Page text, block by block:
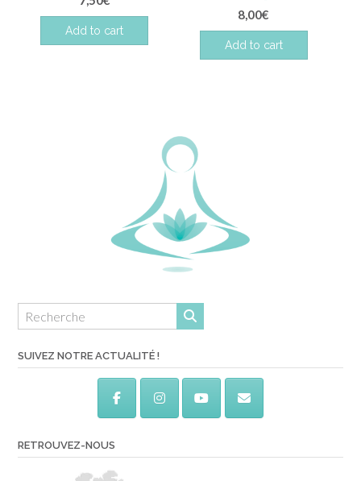
Add to cart
8,00€
Add to cart
SUIVEZ NOTRE ACTUALITÉ !
RETROUVEZ-NOUS